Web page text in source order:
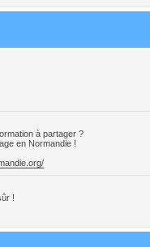
à partager ?
en Normandie !
!